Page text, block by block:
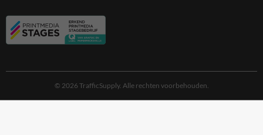
© 2026 TrafficSupply. Alle rechten voorbehouden.